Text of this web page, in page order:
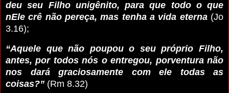
deu seu Filho unigênito, para que todo o que
nEle crê não pereça, mas tenha a vida eterna (Jo
3.16);
“Aquele que não poupou o seu próprio Filho,
antes, por todos nós o entregou, porventura não
nos dará graciosamente com ele todas as
coisas?” (Rm 8.32)